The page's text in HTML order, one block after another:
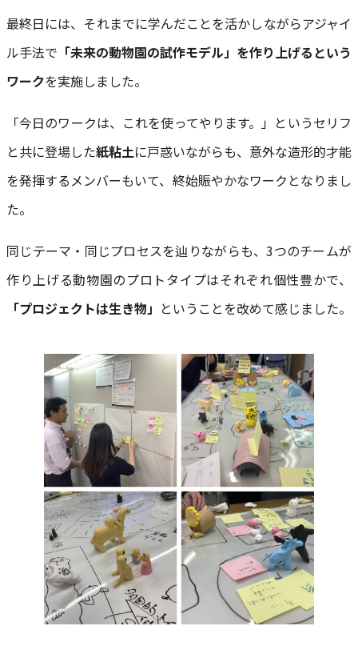
最終日には、それまでに学んだことを活かしながらアジャイ
ル手法で 「未来の動物園の試作モデル」を作り上げるという
ワークを実施しました。
「今日のワークは、これを使ってやります。」というセリフ
と共に登場した紙粘土に戸惑いながらも、意外な造形的才能
を発揮するメンバーもいて、終始賑やかなワークとなりまし
た。
同じテーマ・同じプロセスを辿りながらも、3つのチームが
作り上げる動物園のプロトタイプはそれぞれ個性豊かで、
「プロジェクトは生き物」 ということを改めて感じました。